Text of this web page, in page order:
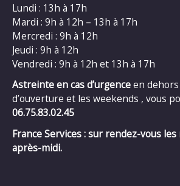
Lundi : 13h à 17h
Mardi : 9h à 12h – 13h à 17h
Mercredi : 9h à 12h
Jeudi : 9h à 12h
Vendredi : 9h à 12h et 13h à 17h
Astreinte en cas d’urgenceen
d’ouverture et les weekends , vous
06.75.83.02.45
France Services : sur rendez-vous
après-midi.